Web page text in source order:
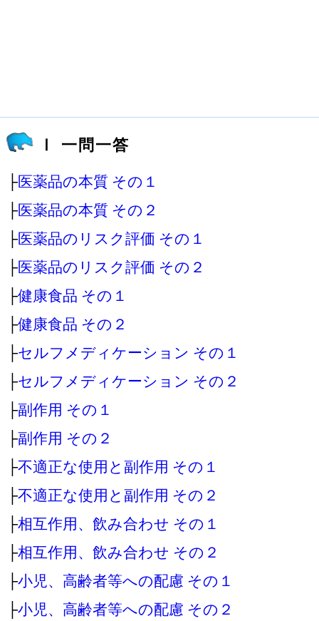
Ⅰ 一問一答
├医薬品の本質 その１
├医薬品の本質 その２
├医薬品のリスク評価 その１
├医薬品のリスク評価 その２
├健康食品 その１
├健康食品 その２
├セルフメディケーション その１
├セルフメディケーション その２
├副作用 その１
├副作用 その２
├不適正な使用と副作用 その１
├不適正な使用と副作用 その２
├相互作用、飲み合わせ その１
├相互作用、飲み合わせ その２
├小児、高齢者等への配慮 その１
├小児、高齢者等への配慮 その２